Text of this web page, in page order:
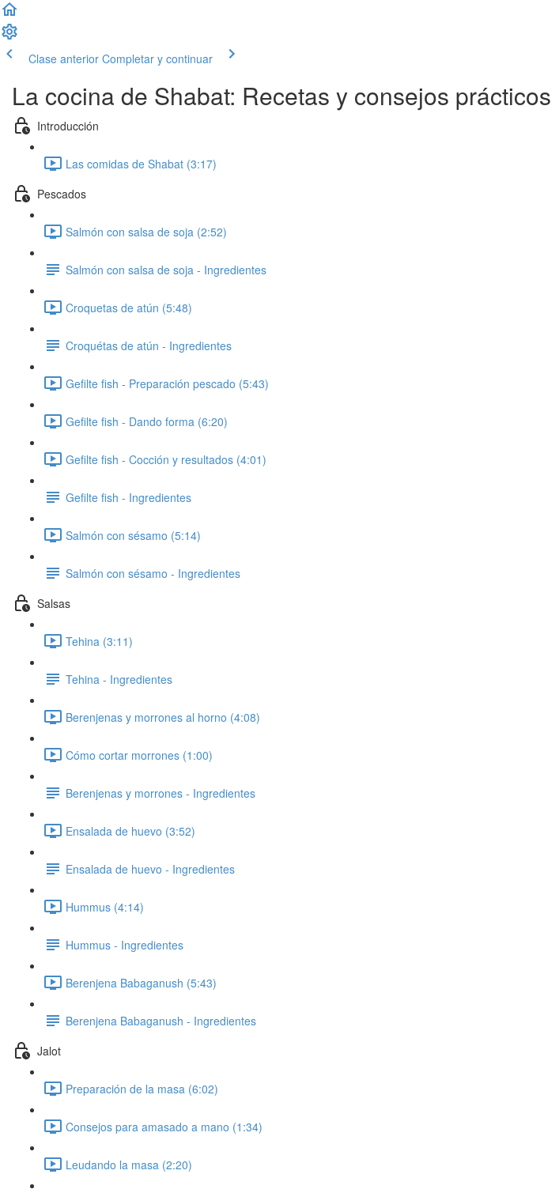
Clase anterior Completar y continuar
La cocina de Shabat: Recetas y consejos prácticos
Introducción
Las comidas de Shabat (3:17)
Pescados
Salmón con salsa de soja (2:52)
Salmón con salsa de soja - Ingredientes
Croquetas de atún (5:48)
Croquétas de atún - Ingredientes
Gefilte fish - Preparación pescado (5:43)
Gefilte fish - Dando forma (6:20)
Gefilte fish - Cocción y resultados (4:01)
Gefilte fish - Ingredientes
Salmón con sésamo (5:14)
Salmón con sésamo - Ingredientes
Salsas
Tehina (3:11)
Tehina - Ingredientes
Berenjenas y morrones al horno (4:08)
Cómo cortar morrones (1:00)
Berenjenas y morrones - Ingredientes
Ensalada de huevo (3:52)
Ensalada de huevo - Ingredientes
Hummus (4:14)
Hummus - Ingredientes
Berenjena Babaganush (5:43)
Berenjena Babaganush - Ingredientes
Jalot
Preparación de la masa (6:02)
Consejos para amasado a mano (1:34)
Leudando la masa (2:20)